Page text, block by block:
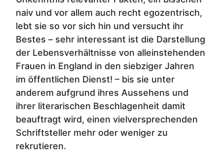
naiv und vor allem auch recht egozentrisch,
lebt sie so vor sich hin und versucht ihr
Bestes – sehr interessant ist die Darstellung
der Lebensverhältnisse von alleinstehenden
Frauen in England in den siebziger Jahren
im öffentlichen Dienst! – bis sie unter
anderem aufgrund ihres Aussehens und
ihrer literarischen Beschlagenheit damit
beauftragt wird, einen vielversprechenden
Schriftsteller mehr oder weniger zu
rekrutieren.